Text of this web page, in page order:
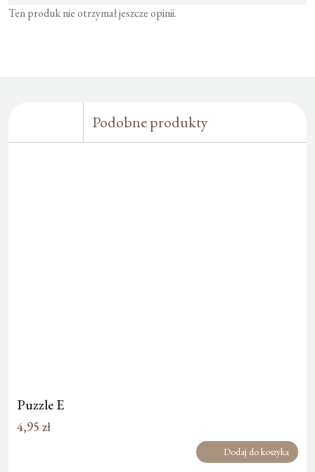
Ten produk nie otrzymał jeszcze opinii.
Podobne produkty
Puzzle E
4,95 zł
Dodaj do koszyka